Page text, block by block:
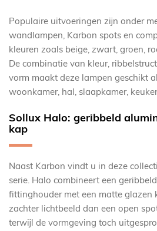
Populaire uitvoeringen zijn onder
wandlampen, Karbon spots en
kleuren zoals beige, zwart, groen,
De combinatie van kleur,
vorm maakt deze lampen geschikt
woonkamer, hal, slaapkamer,
Sollux Halo: geribbeld
kap
Naast Karbon vindt u in deze
serie. Halo combineert een
fittinghouder met een matte glazen
zachter lichtbeeld dan een open
terwijl de vormgeving toch